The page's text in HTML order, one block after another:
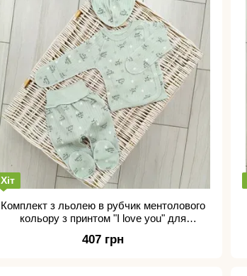
Хіт
Комплект з льолею в рубчик ментолового
кольору з принтом "I love you" для
407 грн